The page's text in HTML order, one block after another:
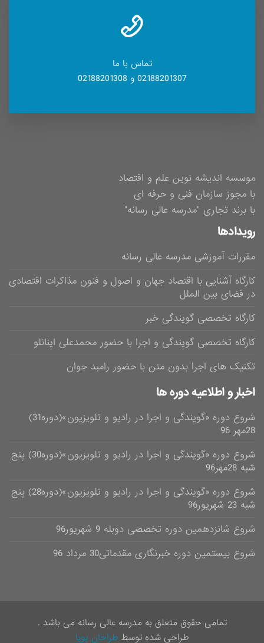
تماس با ما
02188201307 و 02188201308
موسسه اندیشه نوین علم و اقتصاد
با مجوز سازمان فنی و حرفه ای
با برند تجاری "مدرسه عالی رسانه"
رویدادها
مقررات آموزشی مدرسه عالی رسانه
کارگاه آشنایی با اقتصاد جهان و اصول و فنون مذاکرات اقتصادی
در فضای بین الملل
کارگاه تخصصی گویندگی خبر
کارگاه تخصصی گویندگی و اجرا با حضور محمدعلی اینانلو
تکنیک های اجرا بدون متن با حضور رامبد جوان
اخبار و اطلاعیه دوره ها
شروع دوره «گویندگی و اجرا در رادیو و تلویزیون»(دوره31)
28مهر 96
شروع دوره «گویندگی و اجرا در رادیو و تلویزیون»(دوره30) پنج
شبه 28مهر96
شروع دوره «گویندگی و اجرا در رادیو و تلویزیون»(دوره28) پنج
شبه 23 شهریور96
شروع شانزدهمین دوره تخصصی دوبله 9 شهریور96
شروع بیستمین دوره خبرنگاری مقدماتی30 مرداد 96
تمامی حقوق متعلق به مدرسه عالی رسانه می باشد .
طراحی شده توسط طراحان پویا